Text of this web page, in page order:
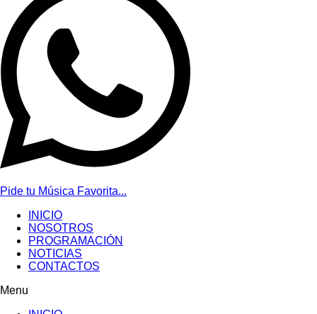
Pide tu Música Favorita...
INICIO
NOSOTROS
PROGRAMACIÓN
NOTICIAS
CONTACTOS
Menu